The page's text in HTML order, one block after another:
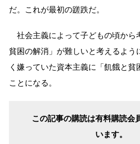
だ。これが最初の蹉跌だ。
社会主義によって子どもの頃から
貧困の解消」が難しいと考えるよう
く嫌っていた資本主義に「飢餓と貧
ことになる。
この記事の購読は有料購読会
います。